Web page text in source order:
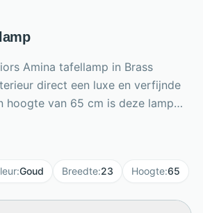
Amina tafellamp in Brass
direct een luxe en verfijnde
hoogte van 65 cm is deze lamp
op een dressoir, sidetable,
in te nemen. De combinatie van
:Goud Breedte:23 Hoogte:65